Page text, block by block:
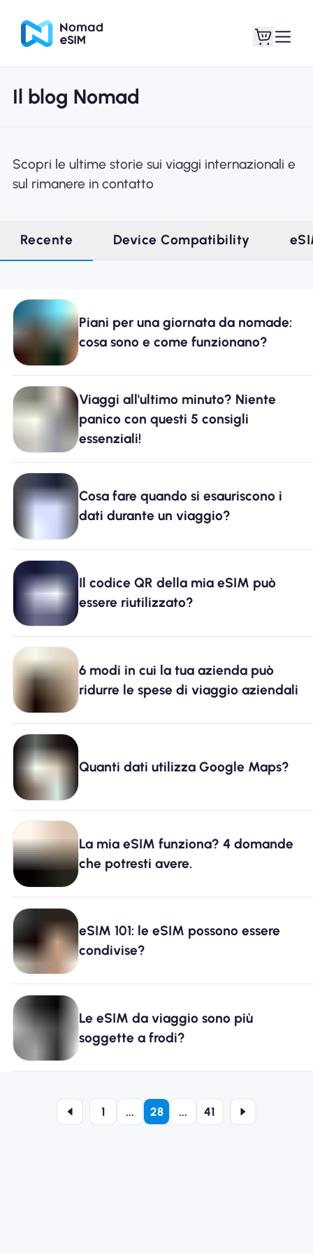
Entra registrati
Acquista piani
Informazioni sull'eSIM
Perché l'eSIM Nomad
Utilizzando una eSIM
Per affari
Il blog Nomad
Scopri le ultime storie sui viaggi internazionali e
sul rimanere in contatto
Recente Device Compatibility
Piani per una giornata da nomade:
cosa sono e come funzionano?
Viaggi all'ultimo minuto? Niente
panico con questi 5 consigli
essenziali!
Cosa fare quando si esauriscono i
dati durante un viaggio?
Il codice QR della mia eSIM può
essere riutilizzato?
6 modi in cui la tua azienda può
ridurre le spese di viaggio aziendali
Quanti dati utilizza Google Maps?
La mia eSIM funziona? 4 domande
che potresti avere.
eSIM 101: le eSIM possono essere
condivise?
Le eSIM da viaggio sono più
soggette a frodi?
1 ... 28 ... 41